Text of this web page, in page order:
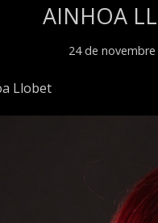
AINHOA
24 de novembre
Llobet